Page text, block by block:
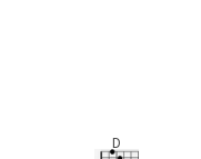
D